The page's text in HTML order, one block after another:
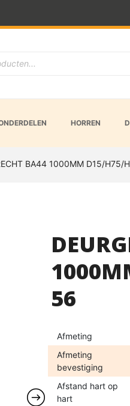
HORREN
BA44 1000MM D15/
56
Afmeting
Afmeting
bevestiging
Afstand hart op
hart